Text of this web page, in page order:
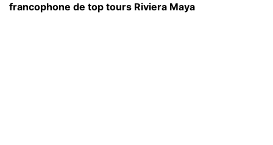
francophone de top tours Riviera Maya